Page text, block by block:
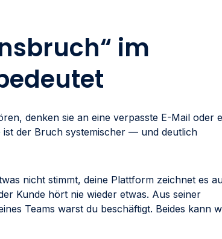
im
denken sie an eine verpasste E-Mail oder
ist der Bruch systemischer — und deutlich
nicht stimmt, deine Plattform zeichnet es
Kunde hört nie wieder etwas. Aus seiner
Teams warst du beschäftigt. Beides kann